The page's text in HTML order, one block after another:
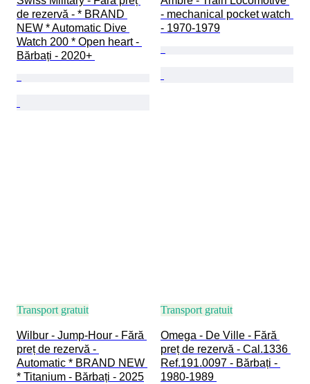
de rezervă - * BRAND
NEW * Automatic Dive
Watch 200 * Open heart -
Bărbați - 2020+
- mechanical pocket watch
- 1970-1979
Transport gratuit
Wilbur - Jump-Hour - Fără
preț de rezervă -
Automatic * BRAND NEW
* Titanium - Bărbați - 2025
Transport gratuit
Omega - De Ville - Fără
preț de rezervă - Cal.1336
Ref.191.0097 - Bărbați -
1980-1989